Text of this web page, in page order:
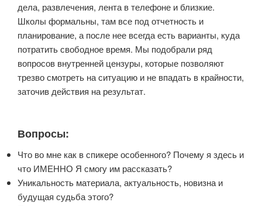
дела, развлечения, лента в телефоне и близкие.
Школы формальны, там все под отчетность и
планирование, а после нее всегда есть варианты, куда
потратить свободное время. Мы подобрали ряд
вопросов внутренней цензуры, которые позволяют
трезво смотреть на ситуацию и не впадать в крайности,
заточив действия на результат.
Вопросы:
Что во мне как в спикере особенного? Почему я здесь и
что ИМЕННО Я смогу им рассказать?
Уникальность материала, актуальность, новизна и
будущая судьба этого?